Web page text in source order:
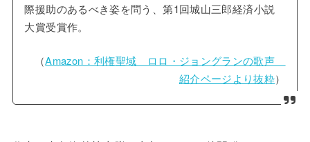
際援助のあるべき姿を問う、第1回城山三郎経済小説
大賞受賞作。
（Amazon：利権聖域 ロロ・ジョングランの歌声
紹介ページより抜粋）